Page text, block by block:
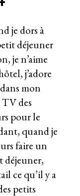
je dors à
déjeuner
je n’aime
j’adore
mon
des
pour le
quand je
faire un
déjeuner,
ce qu’il y a
petits